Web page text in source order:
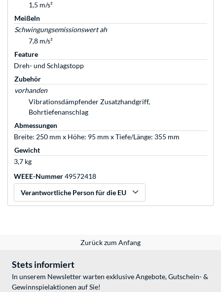
1,5 m/s²
Meißeln
Schwingungsemissionswert ah
7,8 m/s²
Feature
Dreh- und Schlagstopp
Zubehör
vorhanden
Vibrationsdämpfender Zusatzhandgriff,
Bohrtiefenanschlag
Abmessungen
Breite: 250 mm x Höhe: 95 mm x Tiefe/Länge: 355 mm
Gewicht
3,7 kg
WEEE-Nummer49572418
Verantwortliche Person für die EU
Zurück zum Anfang
Stets informiert
In unserem Newsletter warten exklusive Angebote, Gutschein- &
Gewinnspielaktionen auf Sie!